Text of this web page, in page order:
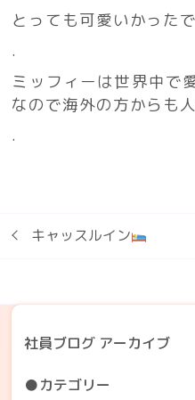
とっても可愛いかった
.
ミッフィーは世界中で
なので海外の方からも
.
キャッスルイン
社員ブログ アーカイブ
●カテゴリー